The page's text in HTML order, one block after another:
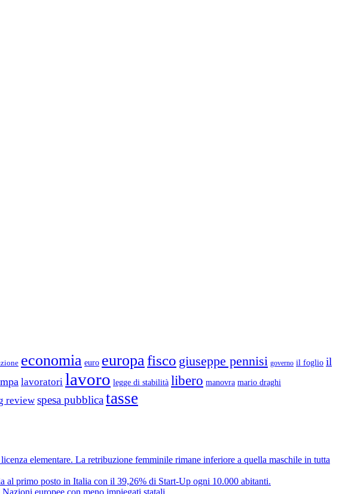
economia euro europa fisco giuseppe pennisi governo il foglio il
lavoratori lavoro legge di stabilità libero manovra mario draghi
review spesa pubblicatasse
elementare. La retribuzione femminile rimane inferiore a quella maschile in tutta
al primo posto in Italia con il 39,26% di Start-Up ogni 10.000 abitanti.